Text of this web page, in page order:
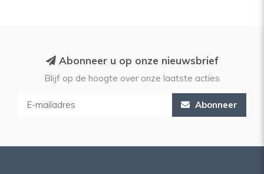
Abonneer u op onze nieuwsbrief
Blijf op de hoogte over onze laatste acties
Abonneer